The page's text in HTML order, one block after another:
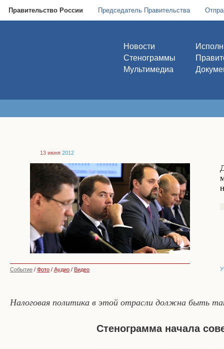
Правительство России Председатель Правительства
Новости
Стенограммы
Мультимедиа
13 июня 2012
Событие / Фото / Аудио / Видео
Налоговая политика в этой отрасли должна быть
Стенограмма начала